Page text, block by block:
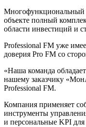
Многофункциональный
объекте полный
области инвестиций и
Professional FM уже
доверия Pro FM со
«Наша команда
нашему заказчику
Professional FM.
Компания применяет
инструменты
и персональные KPI для